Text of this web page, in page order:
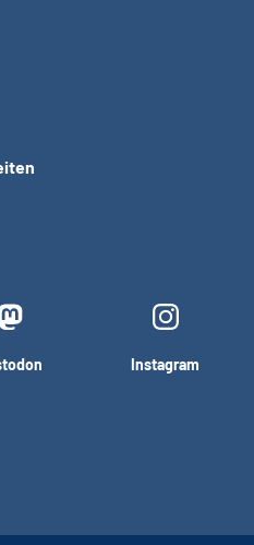
Instagram